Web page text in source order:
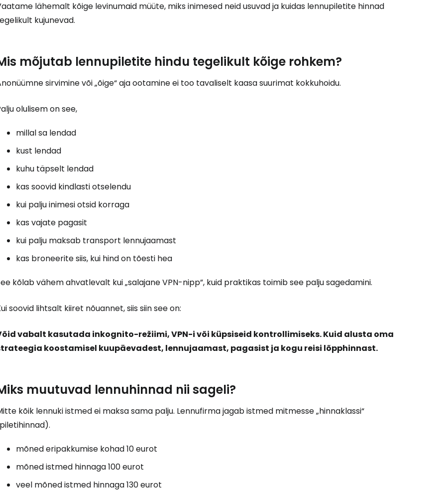
lähemalt kõige levinumaid müüte, miks inimesed neid usuvad ja kuidas lennupiletite hinnad
kujunevad.
mõjutab lennupiletite hindu tegelikult kõige rohkem?
sirvimine või „õige“ aja ootamine ei too tavaliselt kaasa suurimat kokkuhoidu.
olulisem on see,
millal sa lendad
kust lendad
kuhu täpselt lendad
kas soovid kindlasti otselendu
kui palju inimesi otsid korraga
kas vajate pagasit
kui palju maksab transport lennujaamast
kas broneerite siis, kui hind on tõesti hea
kõlab vähem ahvatlevalt kui „salajane VPN-nipp”, kuid praktikas toimib see palju sagedamini.
soovid lihtsalt kiiret nõuannet, siis siin see on:
vabalt kasutada inkognito-režiimi, VPN-i või küpsiseid kontrollimiseks. Kuid alusta oma
koostamisel kuupäevadest, lennujaamast, pagasist ja kogu reisi lõpphinnast.
muutuvad lennuhinnad nii sageli?
kõik lennuki istmed ei maksa sama palju. Lennufirma jagab istmed mitmesse „hinnaklassi“
mõned eripakkumise kohad 10 eurot
mõned istmed hinnaga 100 eurot
veel mõned istmed hinnaga 130 eurot